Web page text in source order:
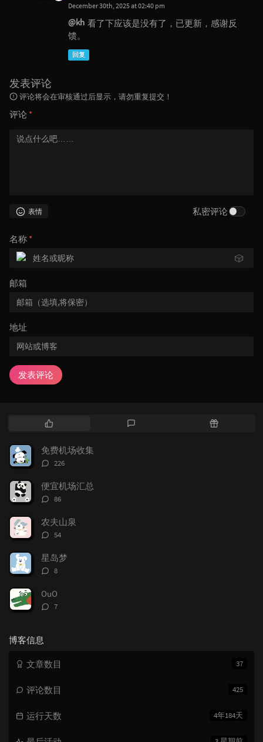
December 30th, 2025 at 02:40 pm
@kh 看了下应该是没有了，已更新，感谢反
馈。
回复
发表评论
评论将会在审核通过后显示，请勿重复提交！
评论 *
表情 私密评论
名称 *
🎲
邮箱
地址
发表评论
热
文
章
随
免费机场收集
评
数：
226
便宜机场汇总
评
数：
86
农夫山泉
评
数：
54
星岛梦
评
数：
8
OuO
评
7
博客信息
37
文章数目
425
评论数目
4年184天
运行天数